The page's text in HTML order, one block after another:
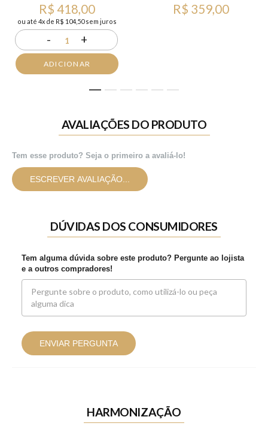
R$ 418,00
ou até 4x de R$ 104,50 sem juros
- 1 +
ADICIONAR
R$ 359,00
AVALIAÇÕES DO PRODUTO
Tem esse produto? Seja o primeiro a avaliá-lo!
ESCREVER AVALIAÇÃO...
DÚVIDAS DOS CONSUMIDORES
Tem alguma dúvida sobre este produto? Pergunte ao lojista
e a outros compradores!
ENVIAR PERGUNTA
HARMONIZAÇÃO